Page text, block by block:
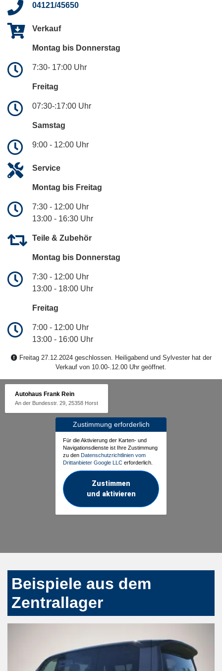
04121/45650
Verkauf
Montag bis Donnerstag
7:30- 17:00 Uhr
Freitag
07:30-:17:00 Uhr
Samstag
9:00 - 12:00 Uhr
Service
Montag bis Freitag
7:30 - 12:00 Uhr
13:00 - 16:30 Uhr
Teile & Zubehör
Montag bis Donnerstag
7:30 - 12:00 Uhr
13:00 - 18:00 Uhr
Freitag
7:00 - 12:00 Uhr
13:00 - 16:00 Uhr
Freitag 27.12.2024 geschlossen. Heiligabend und Sylvester hat der
Verkauf von 10.00-.12.00 Uhr geöffnet.
Autohaus Frank Rein
An der Bundesstr. 29, 25358 Horst
Zustimmung erforderlich
Für die Aktivierung der Karten- und
Navigationsdienste ist Ihre Zustimmung
zu den Datenschutzrichtlinien vom
Drittanbieter Google LLC erforderlich.
Zustimmen
und aktivieren
Beispiele aus dem
Zentrallager